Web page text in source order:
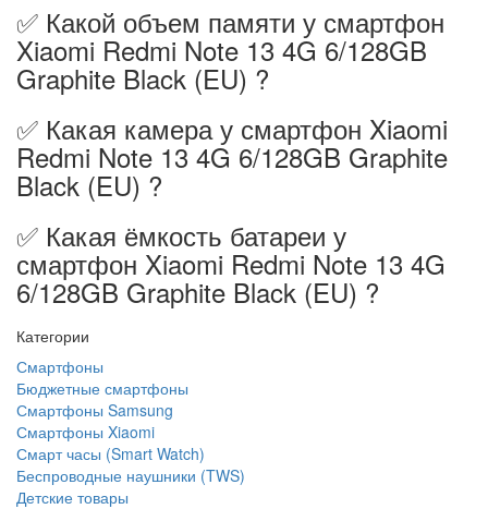
✅ Какой объем памяти у смартфон
Xiaomi Redmi Note 13 4G 6/128GB
Graphite Black (EU) ?
✅ Какая камера у смартфон Xiaomi
Redmi Note 13 4G 6/128GB Graphite
Black (EU) ?
✅ Какая ёмкость батареи у
смартфон Xiaomi Redmi Note 13 4G
6/128GB Graphite Black (EU) ?
Категории
Смартфоны
Бюджетные смартфоны
Смартфоны Samsung
Смартфоны Xiaomi
Смарт часы (Smart Watch)
Беспроводные наушники (TWS)
Детские товары